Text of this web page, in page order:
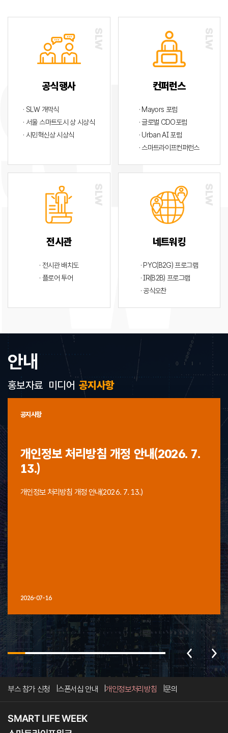
공식행사
· SLW 개막식
· 서울 스마트도시 상 시상식
· 시민혁신상 시상식
컨퍼런스
· Mayors 포럼
· 글로벌 CDO포럼
· Urban AI 포럼
· 스마트라이프컨퍼런스
전시관
· 전시관 배치도
· 플로어 투어
네트워킹
· PYC(B2G) 프로그램
· IR(B2B) 프로그램
· 공식오찬
안내
공지사항
공지사항
개인정보 처리방침 개정 안내(2026. 7.
13.)
개인정보 처리방침 개정 안내(2026. 7. 13.)
2026-07-16
홍보자료 미디어
부스 참가 신청 스폰서십 안내 개인정보처리방침 문의